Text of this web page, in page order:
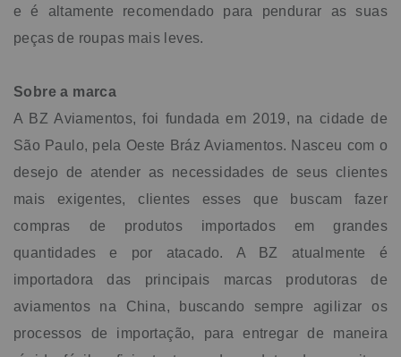
e é altamente recomendado para pendurar as suas
peças de roupas mais leves.
Sobre a marca
A BZ Aviamentos, foi fundada em 2019, na cidade de
São Paulo, pela Oeste Bráz Aviamentos. Nasceu com o
desejo de atender as necessidades de seus clientes
mais exigentes, clientes esses que buscam fazer
compras de produtos importados em grandes
quantidades e por atacado. A BZ atualmente é
importadora das principais marcas produtoras de
aviamentos na China, buscando sempre agilizar os
processos de importação, para entregar de maneira